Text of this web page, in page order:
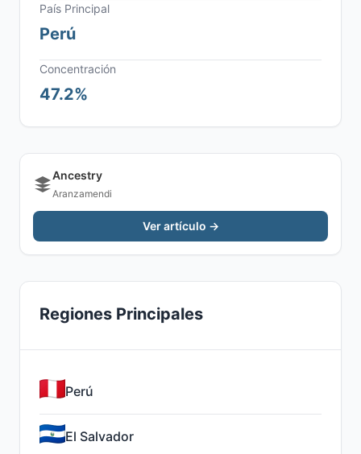
País Principal
Perú
Concentración
47.2%
Ancestry
Aranzamendi
Ver artículo →
Regiones Principales
Perú
El Salvador